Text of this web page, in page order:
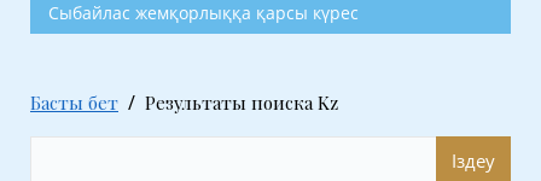
Сыбайлас жемқорлыққа қарсы күрес
Басты бет Результаты поиска Kz
Іздеу